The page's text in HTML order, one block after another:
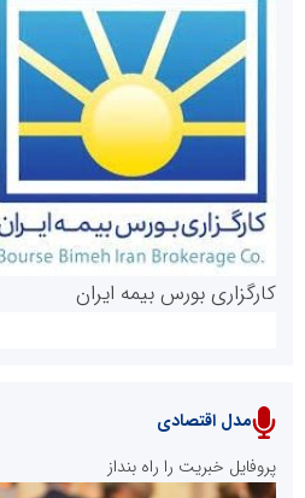
روابط عمومی خبرگزاری گزارش خبر
پایگاه خبری نهضت ملی مسکن
کارگزاری بورس بیمه ایران
مدل اقتصادی
پروفایل خبریت را راه بنداز